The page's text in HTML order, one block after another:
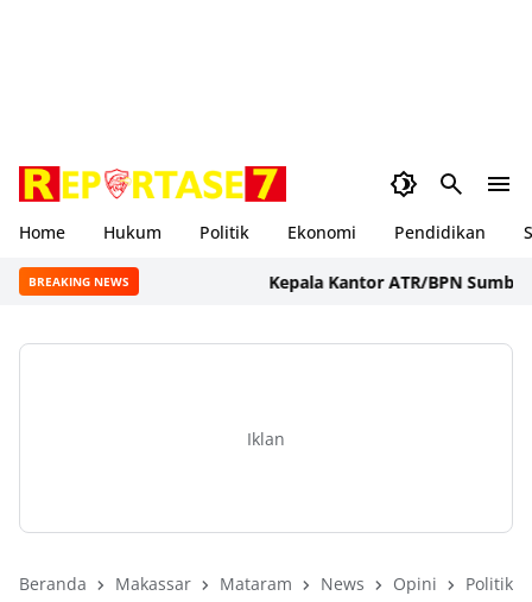
Home Hukum Politik Ekonomi Pendidikan
BREAKING NEWS Kepala Kantor ATR/BPN Sumbawa
Iklan
Beranda Makassar Mataram News Opini Politik